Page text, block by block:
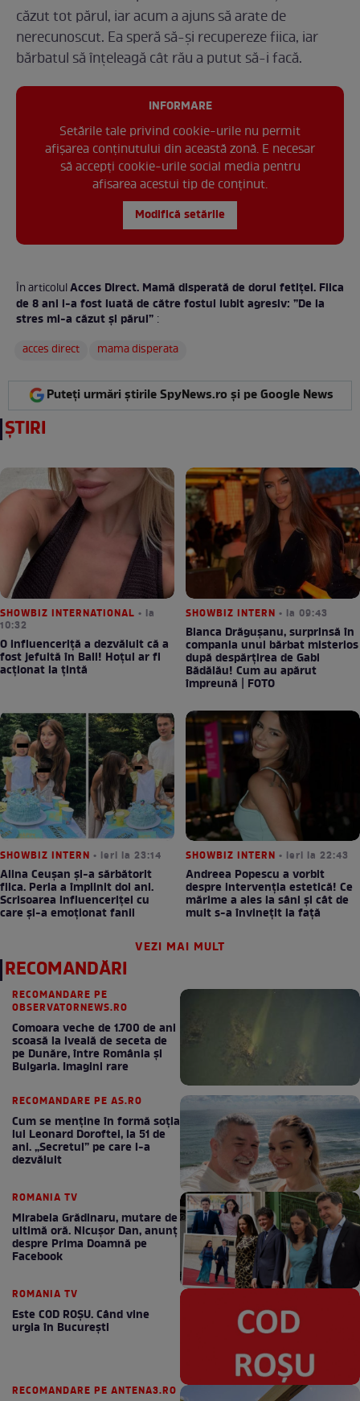
căzut tot părul, iar acum a ajuns să arate de
nerecunoscut. Ea speră să-și recupereze fiica, iar
bărbatul să înțeleagă cât rău a putut să-i facă.
INFORMARE
Setările tale privind cookie-urile nu permit
afișarea conținutului din această zonă. E necesar
să accepți cookie-urile social media pentru
afisarea acestui tip de conținut.
Modifică setările
În articolulAcces Direct. Mamă disperată de dorul fetiței. Fiica
de 8 ani i-a fost luată de către fostul iubit agresiv: ”De la
stres mi-a căzut și părul” :
acces direct
mama disperata
Puteți urmări știrile SpyNews.ro și pe Google News
ȘTIRI
SHOWBIZ INTERNATIONAL • la
10:32
O influenceriță a dezvăluit că a
fost jefuită în Bali! Hoțul ar fi
acționat la țintă
SHOWBIZ INTERN • la 09:43
Bianca Drăgușanu, surprinsă în
compania unui bărbat misterios
după despărțirea de Gabi
Bădălău! Cum au apărut
împreună | FOTO
SHOWBIZ INTERN • ieri la 23:14
Alina Ceușan și-a sărbătorit
fiica. Perla a împlinit doi ani.
Scrisoarea influenceriței cu
care și-a emoționat fanii
SHOWBIZ INTERN • ieri la 22:43
Andreea Popescu a vorbit
despre intervenția estetică! Ce
mărime a ales la sâni și cât de
mult s-a învinețit la față
VEZI MAI MULT
RECOMANDĂRI
RECOMANDARE PE
OBSERVATORNEWS.RO
Comoara veche de 1.700 de ani
scoasă la iveală de seceta de
pe Dunăre, între România şi
Bulgaria. Imagini rare
RECOMANDARE PE AS.RO
Cum se menţine în formă soţia
lui Leonard Doroftei, la 51 de
ani. „Secretul” pe care l-a
dezvăluit
ROMANIA TV
Mirabela Grădinaru, mutare de
ultimă oră. Nicuşor Dan, anunţ
despre Prima Doamnă pe
Facebook
ROMANIA TV
Este COD ROŞU. Când vine
urgia în Bucureşti
RECOMANDARE PE ANTENA3.RO